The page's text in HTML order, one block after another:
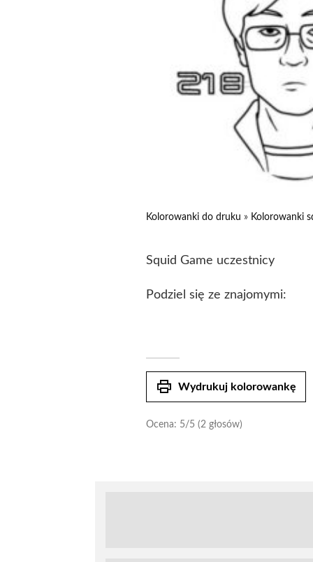
Kolorowanki do druku » Kolorowanki
Squid Game uczestnicy
Podziel się ze znajomymi:
print Wydrukuj kolorowankę
Ocena: 5/5 (2 głosów)